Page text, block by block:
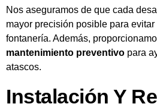
Nos aseguramos de que cada
mayor precisión posible para
fontanería. Además,
mantenimiento preventivo para
atascos.
Instalación Y